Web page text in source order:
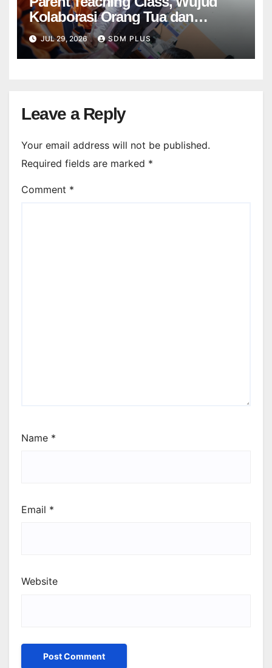
Kolaborasi Orang Tua dan
Sekolah dalam Menghadirkan
Pembelajaran Bermakna
JUL 29, 2026 SDM PLUS
Leave a Reply
Your email address will not be published.
Required fields are marked *
Comment *
Name *
Email *
Website